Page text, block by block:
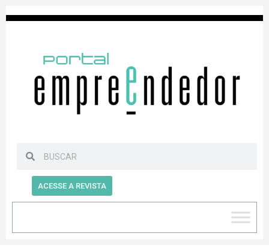
ACESSE A REVISTA